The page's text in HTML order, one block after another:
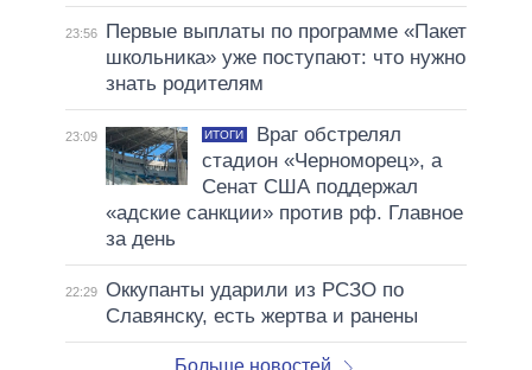
23:56
Первые выплаты по программе «Пакет
школьника» уже поступают: что нужно
знать родителям
23:09 ИТОГИ
Враг обстрелял
стадион «Черноморец», а
Сенат США поддержал
«адские санкции» против рф. Главное
за день
22:29 Оккупанты ударили из РСЗО по
Славянску, есть жертва и ранены
Больше новостей